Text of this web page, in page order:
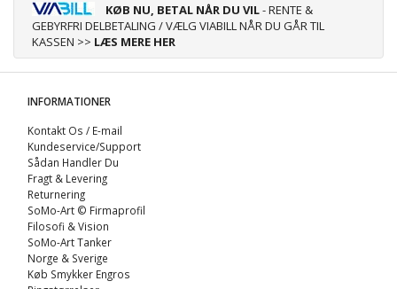
KØB NU, BETAL NÅR DU VIL- RENTE &
GEBYRFRI DELBETALING / VÆLG VIABILL NÅR DU GÅR TIL
KASSEN >> LÆS MERE HER
INFORMATIONER
Kontakt Os / E-mail
Kundeservice/Support
Sådan Handler Du
Fragt & Levering
Returnering
SoMo-Art © Firmaprofil
Filosofi & Vision
SoMo-Art Tanker
Norge & Sverige
Køb Smykker Engros